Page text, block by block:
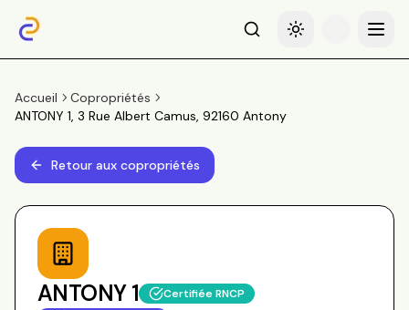
RechercheBasculer le thème
Menu
Accueil
Copropriétés
ANTONY 1, 3 Rue Albert Camus, 92160 Antony
Retour aux copropriétés
ANTONY 1
Certifiée RNCP